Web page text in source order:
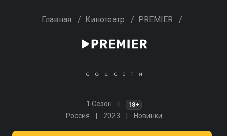
Главная / Кинотеатр / PREMIER /
1 Сезон 18+
Россия 2023 Новинки